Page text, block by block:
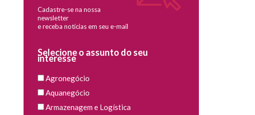
Cadastre-se na nossa
newsletter
e receba notícias em seu e-mail
Selecione o assunto do seu
interesse
Agronegócio
Aquanegócio
Armazenagem e Logística